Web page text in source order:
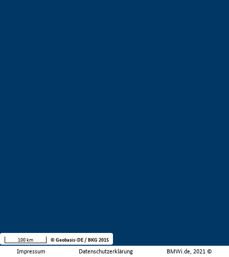
Impressum Datenschutzerklärung BMWi.de, 2021 ©
100 km © Geobasis-DE / BKG 2015